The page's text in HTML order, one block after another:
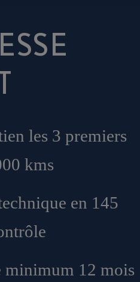
les 3 premiers
kms
en 145
minimum 12 mois